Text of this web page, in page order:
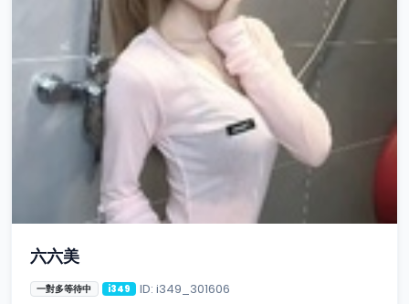
六六美
一對多等待中 i349 ID: i349_301606